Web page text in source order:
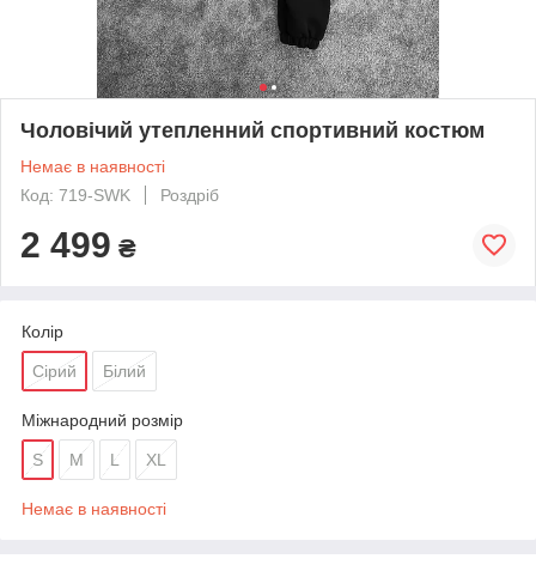
Чоловічий утепленний спортивний костюм
Немає в наявності
Код: 719-SWK
Роздріб
2 499 ₴
Колір
Сірий Білий
Міжнародний розмір
S M L XL
Немає в наявності